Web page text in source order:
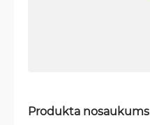
Produkta nosaukums